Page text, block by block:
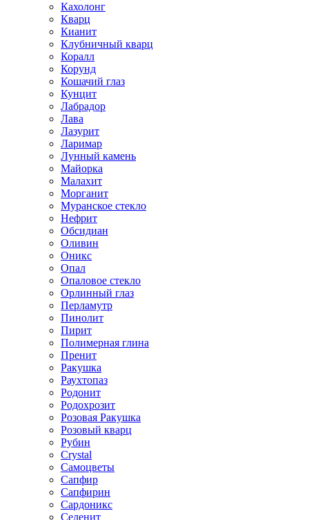
Кахолонг
Кварц
Кианит
Клубничный кварц
Коралл
Корунд
Кошачий глаз
Кунцит
Лабрадор
Лава
Лазурит
Ларимар
Лунный камень
Майорка
Малахит
Морганит
Муранское стекло
Нефрит
Обсидиан
Оливин
Оникс
Опал
Опаловое стекло
Орлинный глаз
Перламутр
Пинолит
Пирит
Полимерная глина
Пренит
Ракушка
Раухтопаз
Родонит
Родохрозит
Розовая Ракушка
Розовый кварц
Рубин
Сrystal
Самоцветы
Сапфир
Сапфирин
Сардоникс
Селенит